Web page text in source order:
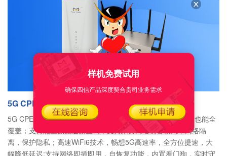
5G CPE
5G CPE支持MESH组网，全覆盖MESH组网方案，再大空间也能全
覆盖；支持流量数据追溯查询；支持来宾网络访客模式，网络隔
离，保护隐私；高速WiFi6技术，畅想5G高速率，全方位提速，大
幅降低延迟;支持网络即插即用，自恢复功能，内置看门狗，实时守
样机免费试用
确保四信产品深度契合贵司业务需求